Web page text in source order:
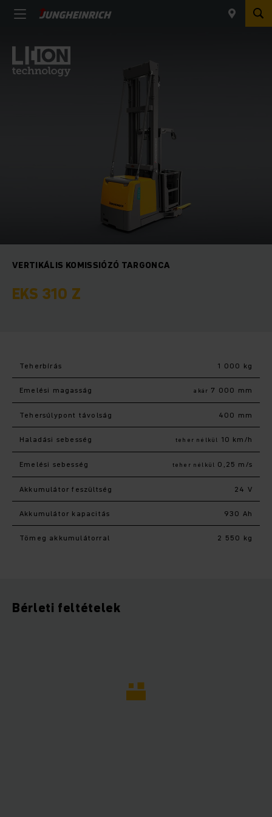
VERTIKÁLIS KOMISSIÓZÓ TARGONCA
EKS 310 Z
Teherbírás 1 000 kg
Emelési magasság akár 7 000 mm
Tehersúlypont távolság 400 mm
Haladási sebesség teher nélkül 10 km/h
Emelési sebesség teher nélkül 0,25 m/s
Akkumulátor feszültség 24 V
Akkumulátor kapacitás 930 Ah
Tömeg akkumulátorral 2 550 kg
Bérleti feltételek